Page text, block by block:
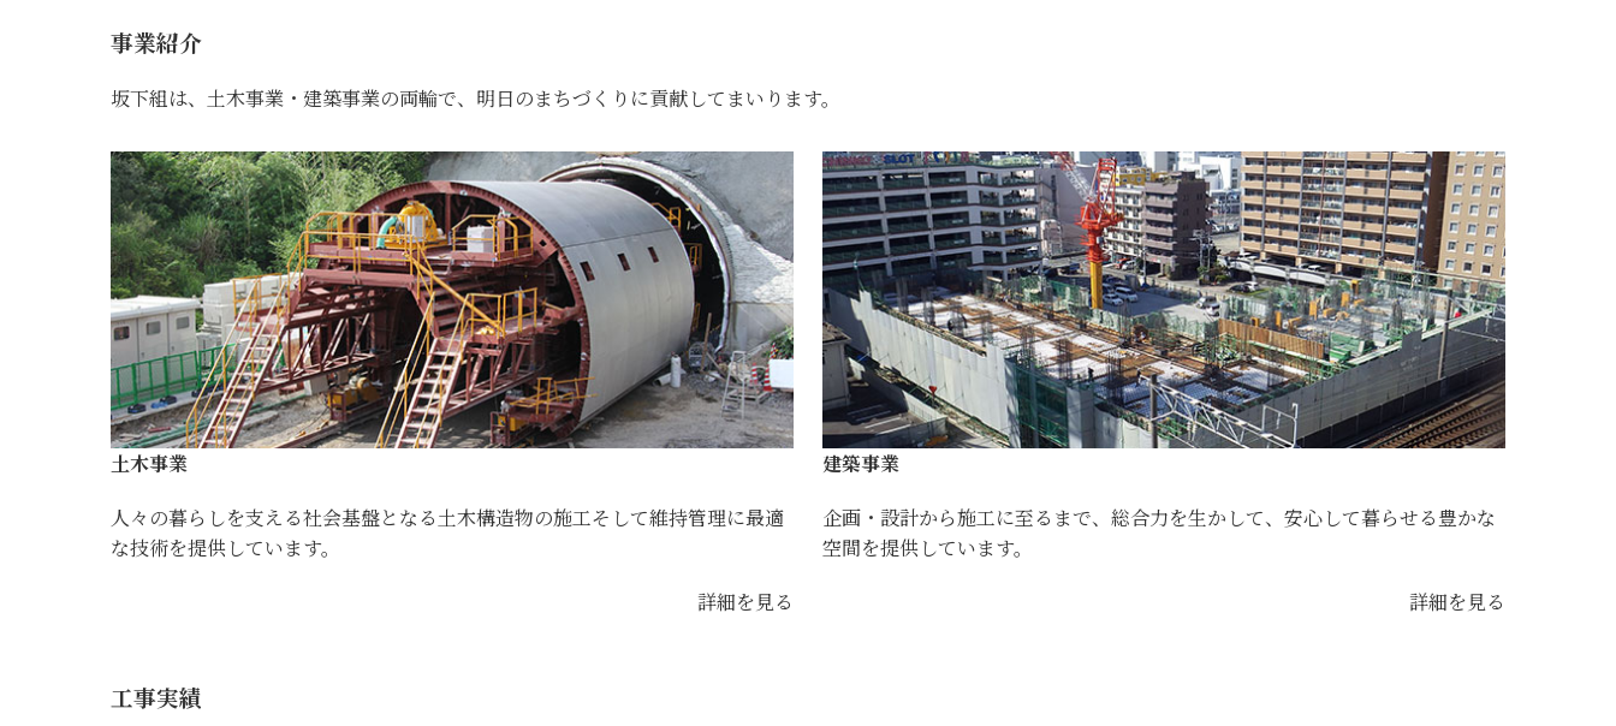
事業紹介
坂下組は、土木事業・建築事業の両輪で、明日のまちづくりに貢献してまいります。
土木事業
人々の暮らしを支える社会基盤となる土木構造物の施工そして維持管理に最適
な技術を提供しています。
詳細を見る
建築事業
企画・設計から施工に至るまで、総合力を生かして、安心して暮らせる豊かな
空間を提供しています。
詳細を見る
工事実績